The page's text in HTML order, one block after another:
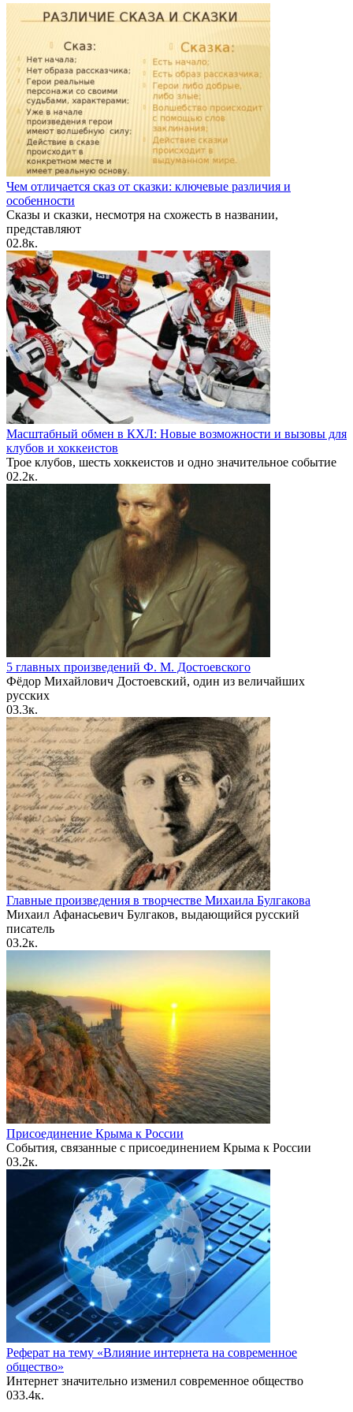
Чем отличается сказ от сказки: ключевые различия и
особенности
Сказы и сказки, несмотря на схожесть в названии,
представляют
02.8к.
Масштабный обмен в КХЛ: Новые возможности и вызовы для
клубов и хоккеистов
Трое клубов, шесть хоккеистов и одно значительное событие
02.2к.
5 главных произведений Ф. М. Достоевского
Фёдор Михайлович Достоевский, один из величайших
русских
03.3к.
Главные произведения в творчестве Михаила Булгакова
Михаил Афанасьевич Булгаков, выдающийся русский
писатель
03.2к.
Присоединение Крыма к России
События, связанные с присоединением Крыма к России
03.2к.
Реферат на тему «Влияние интернета на современное
общество»
Интернет значительно изменил современное общество
033.4к.